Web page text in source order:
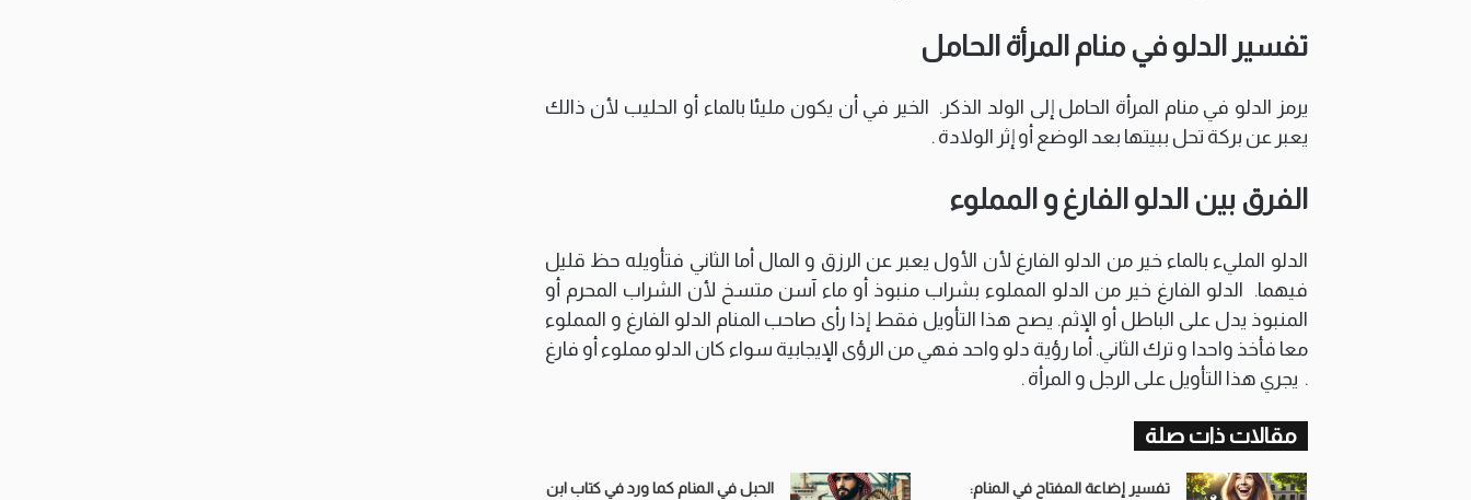
تفسير الدلو في منام المرأة الحامل
يرمز الدلو في منام المرأة الحامل إلى الولد الذكر. الخير في أن يكون مليئا بالماء أو الحليب لأن ذالك
يعبر عن بركة تحل ببيتها بعد الوضع أو إثر الولادة .
الفرق بين الدلو الفارغ و المملوء
الدلو المليء بالماء خير من الدلو الفارغ لأن الأول يعبر عن الرزق و المال أما الثاني فتأويله حظ قليل
فيهما. الدلو الفارغ خير من الدلو المملوء بشراب منبوذ أو ماء آسن متسخ لأن الشراب المحرم أو
المنبوذ يدل على الباطل أو الإثم. يصح هذا التأويل فقط إذا رأى صاحب المنام الدلو الفارغ و المملوء
معا فأخذ واحدا و ترك الثاني. أما رؤية دلو واحد فهي من الرؤى الإيجابية سواء كان الدلو مملوء أو فارغ
. يجري هذا التأويل على الرجل و المرأة .
مقالات ذات صلة
تفسير إضاعة المفتاح في المنام:
الحبل في المنام كما ورد في كتاب ابن